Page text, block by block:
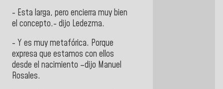
- Esta larga, pero encierra muy bien
el concepto.- dijo Ledezma.
- Y es muy metafórica. Porque
expresa que estamos con ellos
desde el nacimiento –dijo Manuel
Rosales.